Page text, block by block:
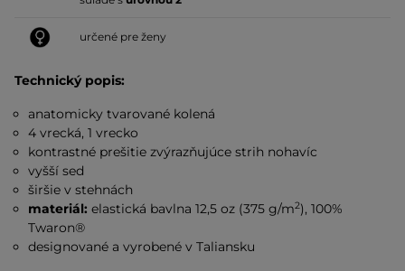
určené pre ženy
Technický popis:
anatomicky tvarované kolená
4 vrecká, 1 vrecko
kontrastné prešitie zvýrazňujúce strih nohavíc
vyšší sed
širšie v stehnách
materiál: elastická bavlna 12,5 oz (375 g/m2), 100%
Twaron®
designované a vyrobené v Taliansku